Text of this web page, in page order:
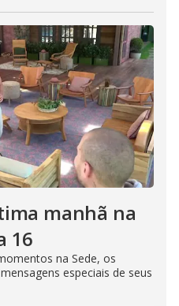
manhã na
16
na Sede, os
especiais de seus